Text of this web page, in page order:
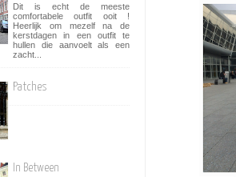
Dit is echt de meeste
comfortabele outfit ooit !
Heerlijk om mezelf na de
kerstdagen in een outfit te
hullen die aanvoelt als een
zacht...
Patches
In Between